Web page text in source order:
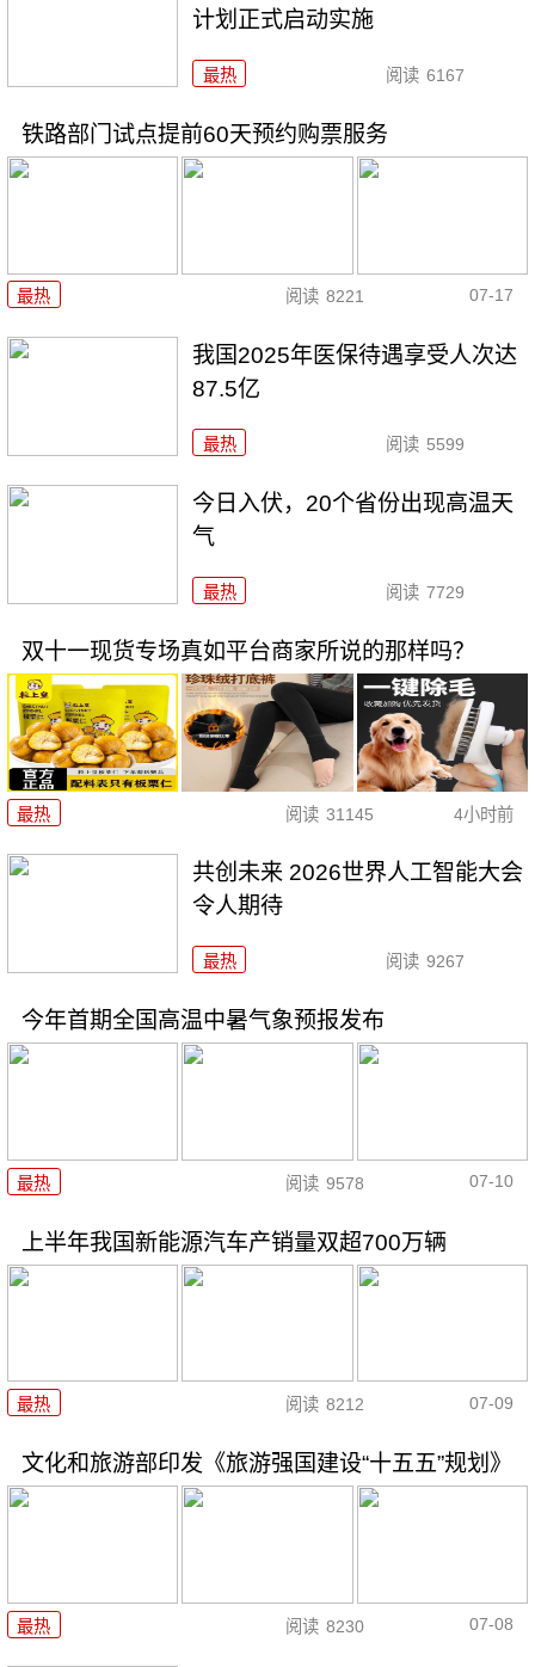
计划正式启动实施
最热 阅读 6167
铁路部门试点提前60天预约购票服务
最热 阅读 8221 07-17
我国2025年医保待遇享受人次达
87.5亿
最热 阅读 5599
今日入伏，20个省份出现高温天
气
最热 阅读 7729
双十一现货专场真如平台商家所说的那样吗？
最热 阅读 31145 4小时前
共创未来 2026世界人工智能大会
令人期待
最热 阅读 9267
今年首期全国高温中暑气象预报发布
最热 阅读 9578 07-10
上半年我国新能源汽车产销量双超700万辆
最热 阅读 8212 07-09
文化和旅游部印发《旅游强国建设“十五五”规划》
最热 阅读 8230 07-08